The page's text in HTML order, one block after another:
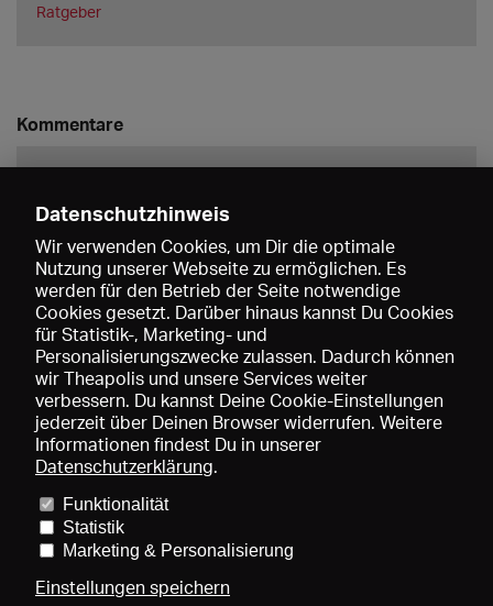
Ratgeber
Kommentare
Speichern
Preise und Mitgliedschaften
Mediadaten
Über uns Impressum
Datenschutzhinweis
Wir verwenden Cookies, um Dir die optimale
Nutzung unserer Webseite zu ermöglichen. Es
werden für den Betrieb der Seite notwendige
Cookies gesetzt. Darüber hinaus kannst Du Cookies
für Statistik-, Marketing- und
Personalisierungszwecke zulassen. Dadurch können
wir Theapolis und unsere Services weiter
verbessern. Du kannst Deine Cookie-Einstellungen
jederzeit über Deinen Browser widerrufen. Weitere
Informationen findest Du in unserer
Datenschutzerklärung.
Funktionalität
Statistik
Marketing & Personalisierung
Einstellungen speichern